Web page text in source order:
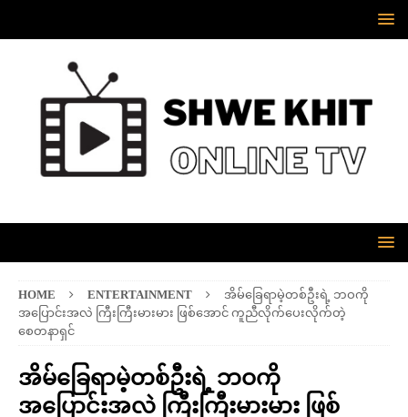
HOME ENTERTAINMENT
အိမ်ခြေရာမဲ့တစ်ဦးရဲ့ ဘဝကို
အပြောင်းအလဲ ကြီးကြီးမားမား ဖြစ်အောင် ကူညီလိုက်ပေးလိုက်တဲ့
စေတနာရှင်
အိမ်ခြေရာမဲ့တစ်ဦးရဲ့ ဘဝကို
အပြောင်းအလဲ ကြီးကြီးမားမား ဖြစ်